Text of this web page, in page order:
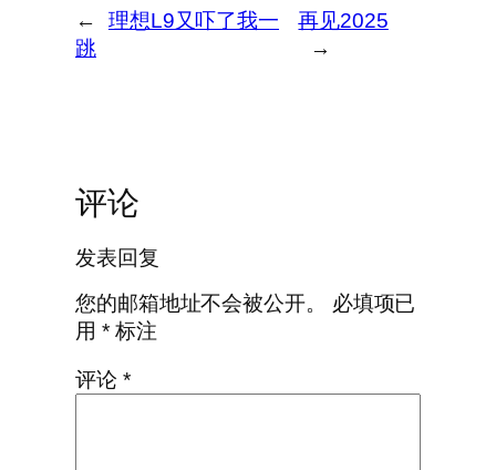
←
理想L9又吓了我一
跳
再见2025
→
评论
发表回复
您的邮箱地址不会被公开。
必填项已
用 *标注
评论 *